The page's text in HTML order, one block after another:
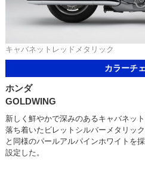
キャバネットレッドメタリック
カラーチ
ホンダ
GOLDWING
新しく鮮やかで深みのあるキャバネッ
落ち着いたビレットシルバーメタリッ
と同様のパールアルパインホワイトを
設定した。